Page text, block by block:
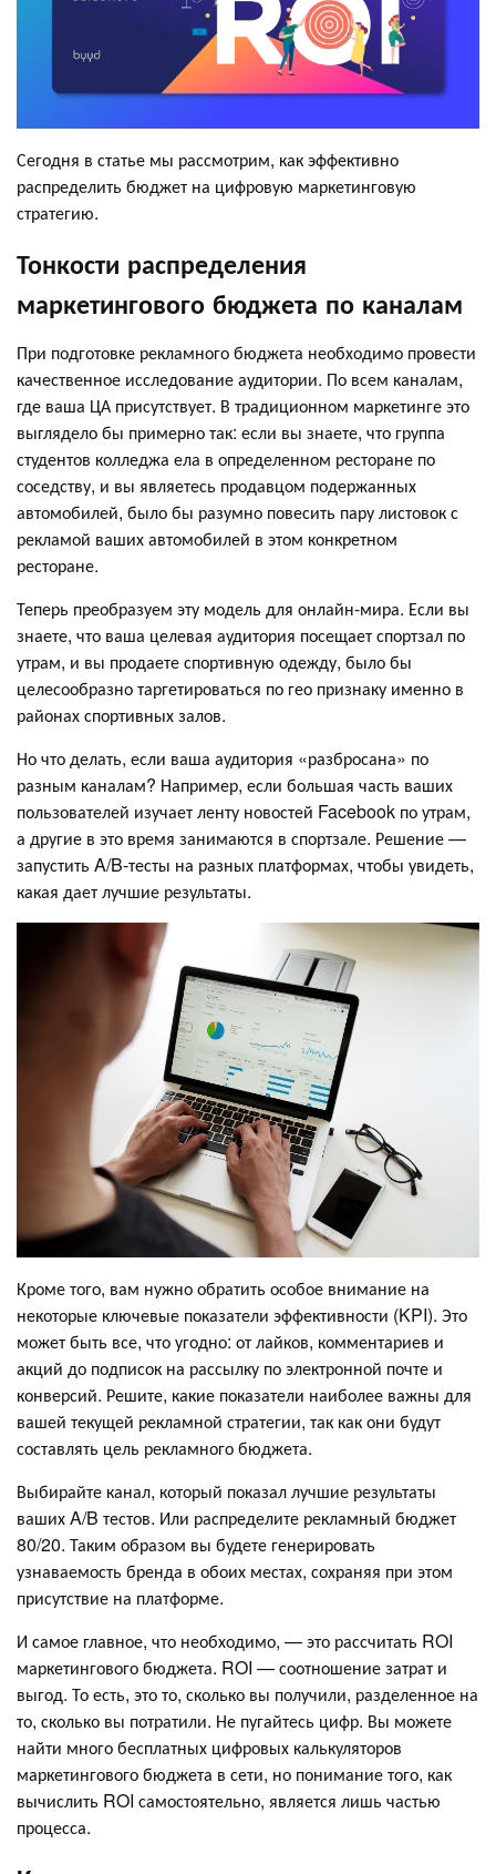
Сегодня в статье мы рассмотрим, как эффективно
распределить бюджет на цифровую маркетинговую
стратегию.
Тонкости распределения
маркетингового бюджета по каналам
При подготовке рекламного бюджета необходимо провести
качественное исследование аудитории. По всем каналам,
где ваша ЦА присутствует. В традиционном маркетинге это
выглядело бы примерно так: если вы знаете, что группа
студентов колледжа ела в определенном ресторане по
соседству, и вы являетесь продавцом подержанных
автомобилей, было бы разумно повесить пару листовок с
рекламой ваших автомобилей в этом конкретном
ресторане.
Теперь преобразуем эту модель для онлайн-мира. Если вы
знаете, что ваша целевая аудитория посещает спортзал по
утрам, и вы продаете спортивную одежду, было бы
целесообразно таргетироваться по гео признаку именно в
районах спортивных залов.
Но что делать, если ваша аудитория «разбросана» по
разным каналам? Например, если большая часть ваших
пользователей изучает ленту новостей Facebook по утрам,
а другие в это время занимаются в спортзале. Решение —
запустить A/B-тесты на разных платформах, чтобы увидеть,
какая дает лучшие результаты.
Кроме того, вам нужно обратить особое внимание на
некоторые ключевые показатели эффективности (KPI). Это
может быть все, что угодно: от лайков, комментариев и
акций до подписок на рассылку по электронной почте и
конверсий. Решите, какие показатели наиболее важны для
вашей текущей рекламной стратегии, так как они будут
составлять цель рекламного бюджета.
Выбирайте канал, который показал лучшие результаты
ваших A/B тестов. Или распределите рекламный бюджет
80/20. Таким образом вы будете генерировать
узнаваемость бренда в обоих местах, сохраняя при этом
присутствие на платформе.
И самое главное, что необходимо, — это рассчитать ROI
маркетингового бюджета. ROI — соотношение затрат и
выгод. То есть, это то, сколько вы получили, разделенное на
то, сколько вы потратили. Не пугайтесь цифр. Вы можете
найти много бесплатных цифровых калькуляторов
маркетингового бюджета в сети, но понимание того, как
вычислить ROI самостоятельно, является лишь частью
процесса.